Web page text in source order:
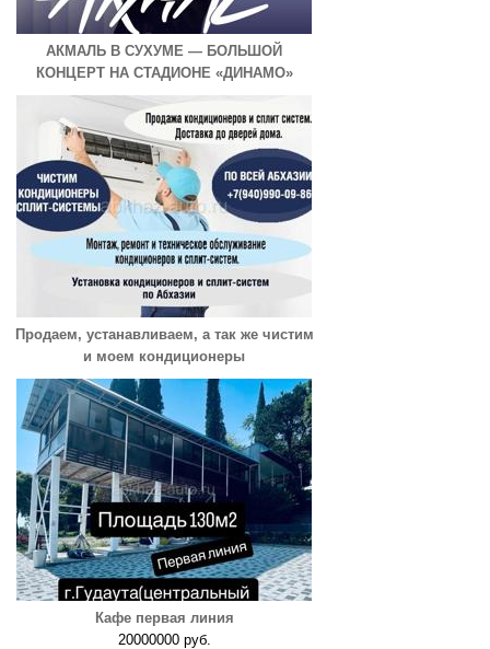
АКМАЛЬ В СУХУМЕ — БОЛЬШОЙ
КОНЦЕРТ НА СТАДИОНЕ «ДИНАМО»
Продаем, устанавливаем, а так же чистим
и моем кондиционеры
Кафе первая линия
20000000 руб.